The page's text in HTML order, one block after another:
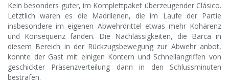
Kein besonders guter, im Komplettpaket überzeugender Clásico.
Letztlich waren es die Madrilenen, die im Laufe der Partie
insbesondere im eigenen Abwehrdrittel etwas mehr Kohärenz
und Konsequenz fanden. Die Nachlässigkeiten, die Barca in
diesem Bereich in der Rückzugsbewegung zur Abwehr anbot,
konnte der Gast mit einigen Kontern und Schnellangriffen von
geschickter Präsenzverteilung dann in den Schlussminuten
bestrafen.